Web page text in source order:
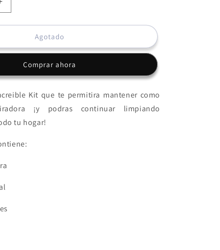
Agotado
Comprar ahora
Kit que te permitira mantener como
¡y podras continuar limpiando
tu hogar!